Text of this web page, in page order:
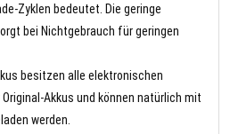
Zyklen bedeutet. Die geringe
bei Nichtgebrauch für geringen
besitzen alle elektronischen
Akkus und können natürlich mit
werden.